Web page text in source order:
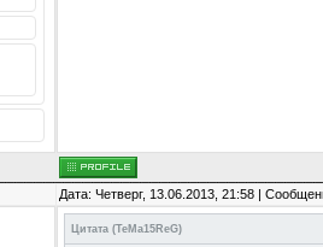
Дата: Четверг, 13.06.2013, 21:58 |
Цитата (TeMa15ReG)